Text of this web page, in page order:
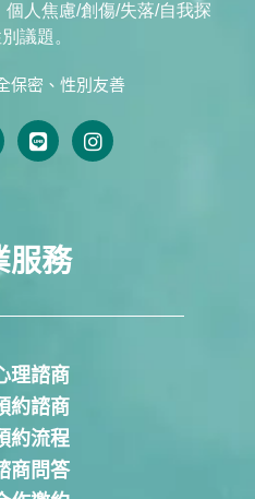
人焦慮/創傷/失落/自我探
議題。
保密、性別友善
服務
理諮商
約諮商
約流程
商問答